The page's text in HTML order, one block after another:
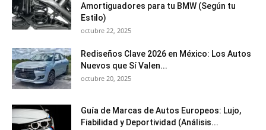
Amortiguadores para tu BMW (Según tu
Estilo)
octubre 22, 2025
Rediseños Clave 2026 en México: Los Autos
Nuevos que Sí Valen...
octubre 20, 2025
Guía de Marcas de Autos Europeos: Lujo,
Fiabilidad y Deportividad (Análisis...